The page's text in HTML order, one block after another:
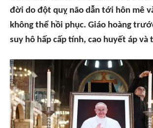
đời do đột quỵ não dẫn tới hôn mê
không thể hồi phục. Giáo hoàng
suy hô hấp cấp tính, cao huyết áp